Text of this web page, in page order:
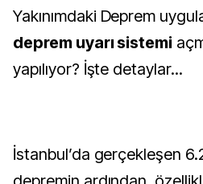
Yakınımdaki Deprem
deprem uyarı sistemi
yapılıyor? İşte detaylar...
İstanbul’da gerçekleşen